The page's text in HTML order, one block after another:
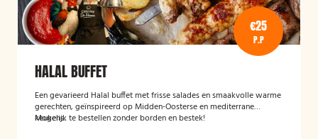
€25
P.P
HALAL BUFFET
Een gevarieerd Halal buffet met frisse salades en smaakvolle warme
gerechten, geïnspireerd op Midden-Oosterse en mediterrane
keukens.
Mogelijk te bestellen zonder borden en bestek!